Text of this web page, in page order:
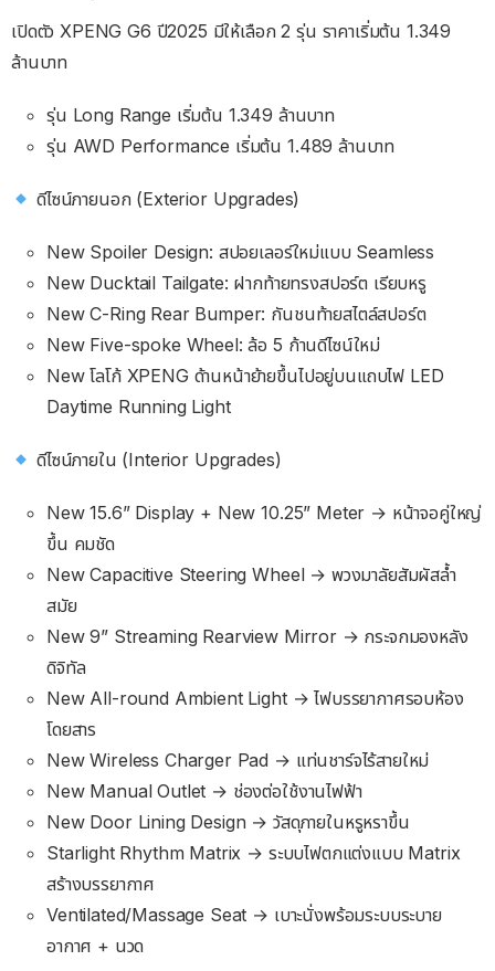
เปิดตัว XPENG G6 ปี2025 มีให้เลือก 2 รุ่น ราคาเริ่มต้น 1.349
ล้านบาท
รุ่น Long Range เริ่มต้น 1.349 ล้านบาท
รุ่น AWD Performance เริ่มต้น 1.489 ล้านบาท
ดีไซน์ภายนอก (Exterior Upgrades)
New Spoiler Design: สปอยเลอร์ใหม่แบบ Seamless
New Ducktail Tailgate: ฝากท้ายทรงสปอร์ต เรียบหรู
New C-Ring Rear Bumper: กันชนท้ายสไตล์สปอร์ต
New Five-spoke Wheel: ล้อ 5 ก้านดีไซน์ใหม่
New โลโก้ XPENG ด้านหน้าย้ายขึ้นไปอยู่บนแถบไฟ LED
Daytime Running Light
ดีไซน์ภายใน (Interior Upgrades)
New 15.6” Display + New 10.25” Meter → หน้าจอคู่ใหญ่
ขึ้น คมชัด
New Capacitive Steering Wheel → พวงมาลัยสัมผัสล้ำ
สมัย
New 9” Streaming Rearview Mirror → กระจกมองหลัง
ดิจิทัล
New All-round Ambient Light → ไฟบรรยากาศรอบห้อง
โดยสาร
New Wireless Charger Pad → แท่นชาร์จไร้สายใหม่
New Manual Outlet → ช่องต่อใช้งานไฟฟ้า
New Door Lining Design → วัสดุภายในหรูหราขึ้น
Starlight Rhythm Matrix → ระบบไฟตกแต่งแบบ Matrix
สร้างบรรยากาศ
Ventilated/Massage Seat → เบาะนั่งพร้อมระบบระบาย
อากาศ + นวด